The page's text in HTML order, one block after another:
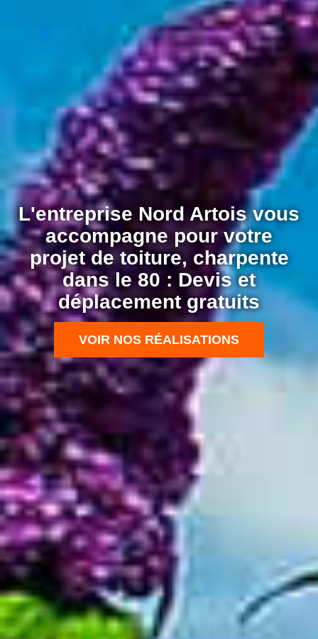
L'entreprise Nord Artois vous
accompagne pour votre
projet de toiture, charpente
dans le 80 : Devis et
déplacement gratuits
VOIR NOS RÉALISATIONS